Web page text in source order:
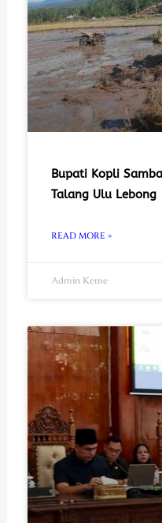
Bupati Kopli
Talang Ulu Lebong
READ MORE »
Admin Keme